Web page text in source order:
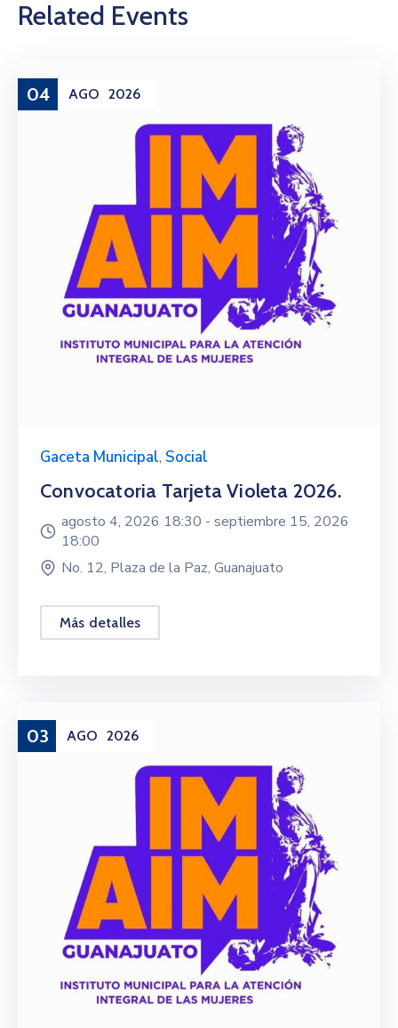
Related Events
04 AGO 2026
Gaceta Municipal, Social
Convocatoria Tarjeta Violeta 2026.
agosto 4, 2026 18:30 - septiembre 15, 2026
18:00
No. 12, Plaza de la Paz, Guanajuato
Más detalles
03 AGO 2026